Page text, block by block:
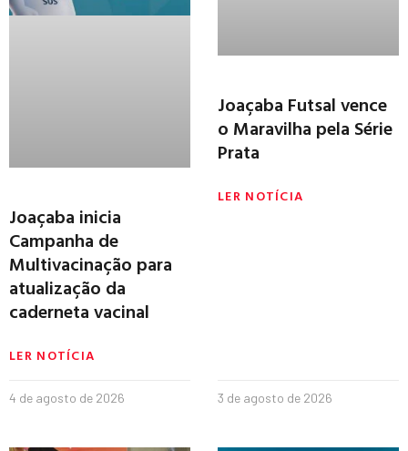
Joaçaba inicia
Campanha de
Multivacinação para
atualização da
caderneta vacinal
LER NOTÍCIA
4 de agosto de 2026
Joaçaba Futsal vence
o Maravilha pela Série
Prata
LER NOTÍCIA
3 de agosto de 2026